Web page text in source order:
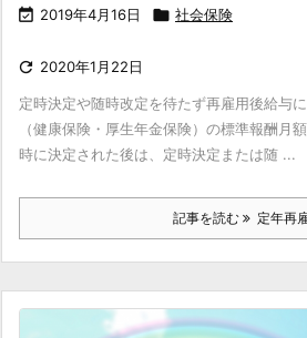
 2019年4月16日  社会保険
 2020年1月22日
定時決定や随時改定を待たず再雇用後給
（健康保険・厚生年金保険）の標準報酬月
時に決定された後は、定時決定または随 ...
記事を読む 定年再